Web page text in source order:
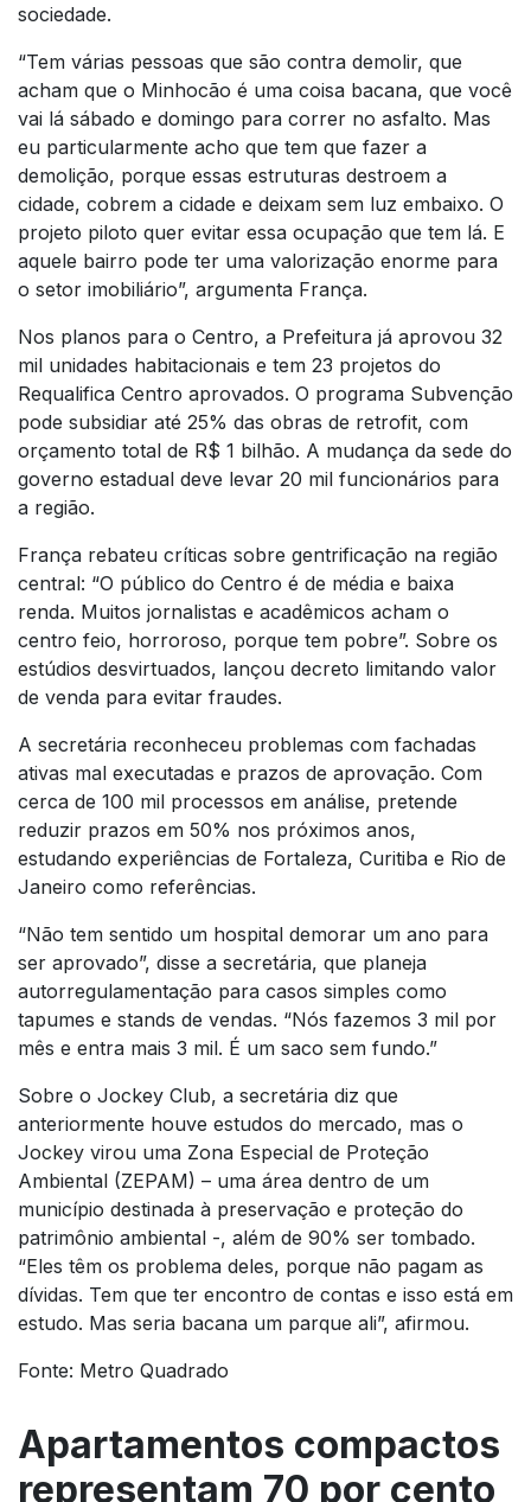
sociedade.
“Tem várias pessoas que são contra demolir, que
acham que o Minhocão é uma coisa bacana, que você
vai lá sábado e domingo para correr no asfalto. Mas
eu particularmente acho que tem que fazer a
demolição, porque essas estruturas destroem a
cidade, cobrem a cidade e deixam sem luz embaixo. O
projeto piloto quer evitar essa ocupação que tem lá. E
aquele bairro pode ter uma valorização enorme para
o setor imobiliário”, argumenta França.
Nos planos para o Centro, a Prefeitura já aprovou 32
mil unidades habitacionais e tem 23 projetos do
Requalifica Centro aprovados. O programa Subvenção
pode subsidiar até 25% das obras de retrofit, com
orçamento total de R$ 1 bilhão. A mudança da sede do
governo estadual deve levar 20 mil funcionários para
a região.
França rebateu críticas sobre gentrificação na região
central: “O público do Centro é de média e baixa
renda. Muitos jornalistas e acadêmicos acham o
centro feio, horroroso, porque tem pobre”. Sobre os
estúdios desvirtuados, lançou decreto limitando valor
de venda para evitar fraudes.
A secretária reconheceu problemas com fachadas
ativas mal executadas e prazos de aprovação. Com
cerca de 100 mil processos em análise, pretende
reduzir prazos em 50% nos próximos anos,
estudando experiências de Fortaleza, Curitiba e Rio de
Janeiro como referências.
“Não tem sentido um hospital demorar um ano para
ser aprovado”, disse a secretária, que planeja
autorregulamentação para casos simples como
tapumes e stands de vendas. “Nós fazemos 3 mil por
mês e entra mais 3 mil. É um saco sem fundo.”
Sobre o Jockey Club, a secretária diz que
anteriormente houve estudos do mercado, mas o
Jockey virou uma Zona Especial de Proteção
Ambiental (ZEPAM) – uma área dentro de um
município destinada à preservação e proteção do
patrimônio ambiental -, além de 90% ser tombado.
“Eles têm os problema deles, porque não pagam as
dívidas. Tem que ter encontro de contas e isso está em
estudo. Mas seria bacana um parque ali”, afirmou.
Fonte: Metro Quadrado
Apartamentos compactos
representam 70 por cento